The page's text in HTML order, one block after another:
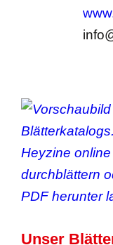
Unser